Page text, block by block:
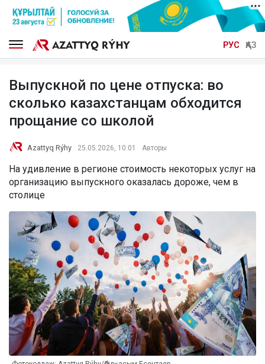
РУС ҚАЗ
Выпускной по цене отпуска: во
сколько казахстанцам обходится
прощание со школой
Azattyq Rýhy 25.05.2026, 10:01 Авторы
На удивление в регионе стоимость некоторых услуг на
организацию выпускного оказалась дороже, чем в
столице